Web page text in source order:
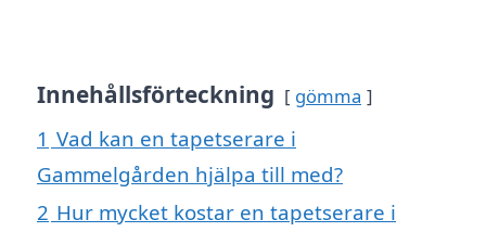
Innehållsförteckning gömma
1 Vad kan en tapetserare i
Gammelgården hjälpa till med?
2 Hur mycket kostar en tapetserare i